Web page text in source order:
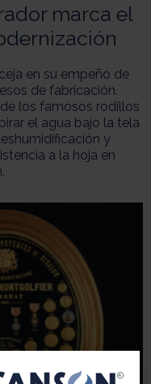
marca el
en su empeño de
de fabricación.
los famosos rodillos
el agua bajo la tela
y
a la hoja en